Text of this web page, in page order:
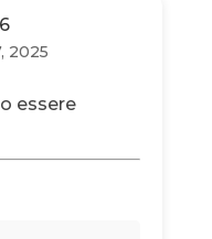
2025
essere